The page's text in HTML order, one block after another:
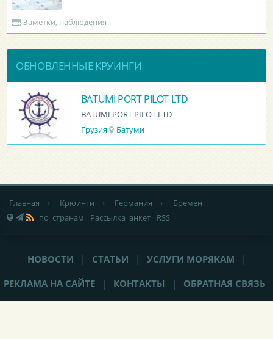
Заметки, наблюдения
ОБНОВЛЕННЫЕ КРУИНГИ
BATUMI PORT PILOT LTD
BATUMI PORT PILOT LTD
Грузия
Батуми
Главная › Крюинги › Германия ›
Бремен
по странам
Рассылка анкет RSS
НОВОСТИ | СТАТЬИ | УСЛУГИ МОРЯКАМ
|
РЕКЛАМА НА САЙТЕ
| КОНТАКТЫ | ОБРАТНАЯ СВЯЗЬ